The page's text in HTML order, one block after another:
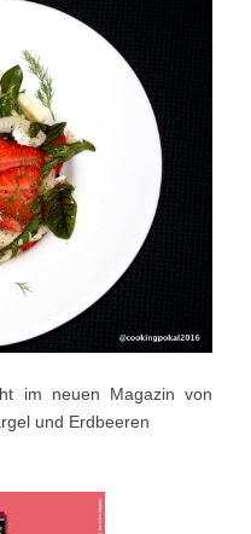
im neuen Magazin von
und Erdbeeren